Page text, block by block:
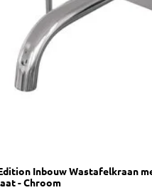
Inbouw Wastafelkraan
- Chroom